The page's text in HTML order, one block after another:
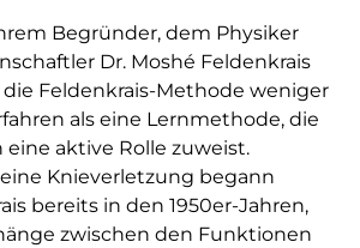
Begründer, dem Physiker
Dr. Moshé Feldenkrais
die Feldenkrais-Methode weniger
als eine Lernmethode, die
aktive Rolle zuweist.
Knieverletzung begann
bereits in den 1950er-Jahren,
zwischen den Funktionen